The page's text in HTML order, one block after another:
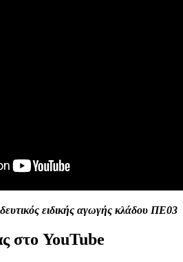
ειδικής αγωγής κλάδου ΠΕ03
στο YouTube